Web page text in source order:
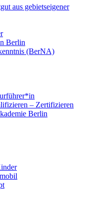
aus gebietseigener
Berlin
(BerNA)
– Zertifizieren
Berlin